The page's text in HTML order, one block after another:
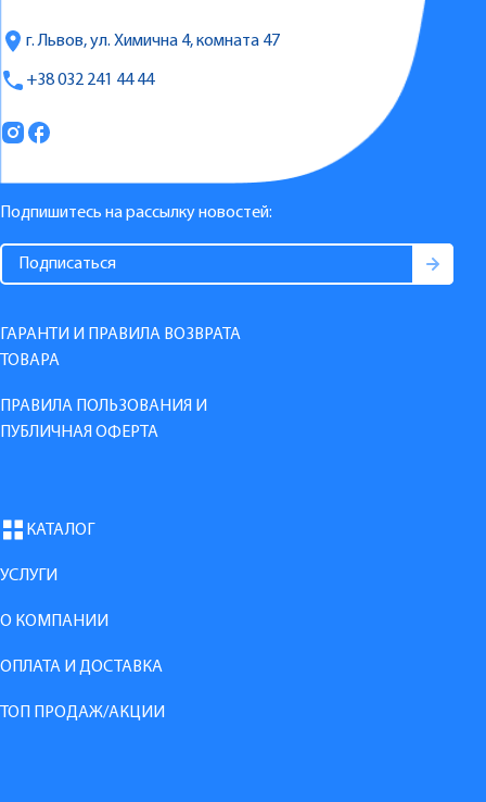
г. Львов, ул. Химична 4, комната 47
+38 032 241 44 44
Подпишитесь на рассылку новостей:
ГАРАНТИ И ПРАВИЛА ВОЗВРАТА
ТОВАРА
ПРАВИЛА ПОЛЬЗОВАНИЯ И
ПУБЛИЧНАЯ ОФЕРТА
КАТАЛОГ
УСЛУГИ
О КОМПАНИИ
ОПЛАТА И ДОСТАВКА
ТОП ПРОДАЖ/АКЦИИ